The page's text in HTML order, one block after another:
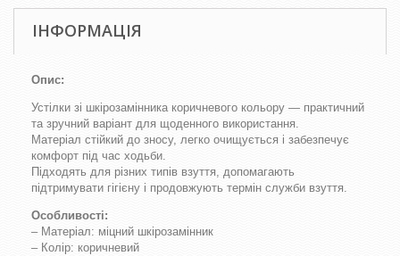
ІНФОРМАЦІЯ
Опис:
Устілки зі шкірозамінника коричневого кольору — практичний
та зручний варіант для щоденного використання.
Матеріал стійкий до зносу, легко очищується і забезпечує
комфорт під час ходьби.
Підходять для різних типів взуття, допомагають
підтримувати гігієну і продовжують термін служби взуття.
Особливості:
– Матеріал: мiцний шкірозамінник
– Колір: коричневий